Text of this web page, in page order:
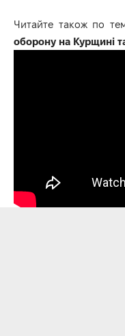
Читайте також по
оборону на Курщині